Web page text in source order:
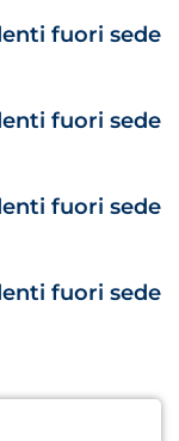
fuori sede
fuori sede
fuori sede
fuori sede